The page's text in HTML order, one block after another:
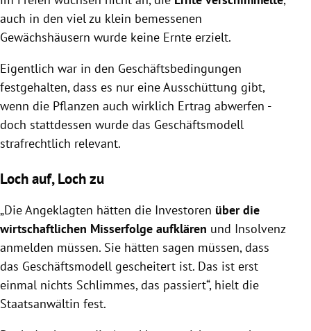
auch in den viel zu klein bemessenen
Gewächshäusern wurde keine Ernte erzielt.
Eigentlich war in den Geschäftsbedingungen
festgehalten, dass es nur eine Ausschüttung gibt,
wenn die Pflanzen auch wirklich Ertrag abwerfen -
doch stattdessen wurde das Geschäftsmodell
strafrechtlich relevant.
Loch auf, Loch zu
„Die Angeklagten hätten die Investoren über die
wirtschaftlichen Misserfolge aufklären und Insolvenz
anmelden müssen. Sie hätten sagen müssen, dass
das Geschäftsmodell gescheitert ist. Das ist erst
einmal nichts Schlimmes, das passiert“, hielt die
Staatsanwältin fest.